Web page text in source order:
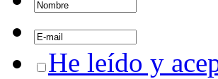
He leído y